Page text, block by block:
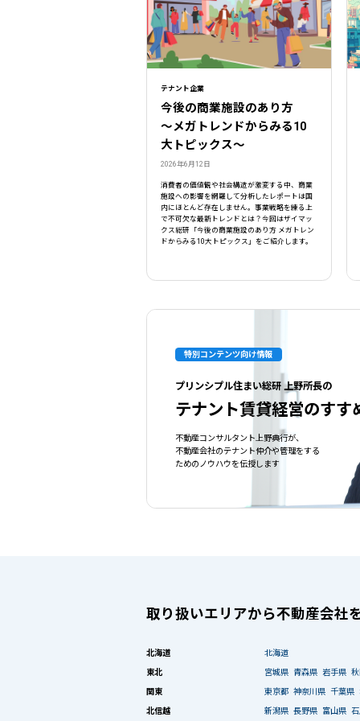
テナント企業
今後の商業施設のあり方
〜メガトレンドからみる10
大トピックス〜
2026年6月12日
消費者の価値観や社会構造が激変する中、商業
施設への影響を網羅して分析したレポートは国
内にほとんど存在しません。事業戦略を練る上
で不可欠な最新トレンドとは？今回はザイマッ
クス総研「今後の商業施設のあり方 メガトレン
ドからみる10大トピックス」をご紹介します。
特別コンテンツ向け情報
プリンシプル住まい総研 上野所長の
テナント賃貸経営のすす
不動産コンサルタント上野典行が、
不動産会社のテナント仲介や管理をする
ためのノウハウを伝授します
取り扱いエリアから不動産会社
北海道 北海道
東北 宮城県 青森県 岩手県
関東 東京都 神奈川県 千葉県
北信越 新潟県 長野県 富山県